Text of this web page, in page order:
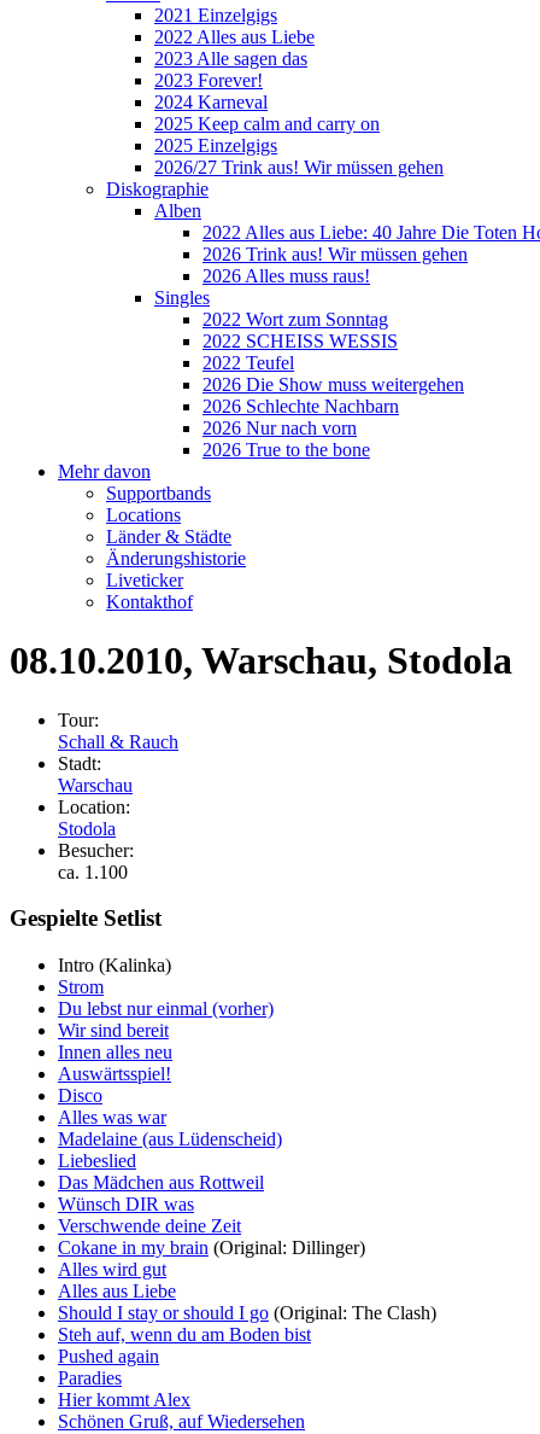
2021 Einzelgigs
2022 Alles aus Liebe
2023 Alle sagen das
2023 Forever!
2024 Karneval
2025 Keep calm and carry on
2025 Einzelgigs
2026/27 Trink aus! Wir müssen gehen
Diskographie
Alben
2022 Alles aus Liebe: 40 Jahre Die Toten
2026 Trink aus! Wir müssen gehen
2026 Alles muss raus!
Singles
2022 Wort zum Sonntag
2022 SCHEISS WESSIS
2022 Teufel
2026 Die Show muss weitergehen
2026 Schlechte Nachbarn
2026 Nur nach vorn
2026 True to the bone
Mehr davon
Supportbands
Locations
Länder & Städte
Änderungshistorie
Liveticker
Kontakthof
08.10.2010, Warschau, Stodola
Tour:
Schall & Rauch
Stadt:
Warschau
Location:
Stodola
Besucher:
ca. 1.100
Gespielte Setlist
Intro (Kalinka)
Strom
Du lebst nur einmal (vorher)
Wir sind bereit
Innen alles neu
Auswärtsspiel!
Disco
Alles was war
Madelaine (aus Lüdenscheid)
Liebeslied
Das Mädchen aus Rottweil
Wünsch DIR was
Verschwende deine Zeit
Cokane in my brain (Original: Dillinger)
Alles wird gut
Alles aus Liebe
Should I stay or should I go (Original: The Clash)
Steh auf, wenn du am Boden bist
Pushed again
Paradies
Hier kommt Alex
Schönen Gruß, auf Wiedersehen